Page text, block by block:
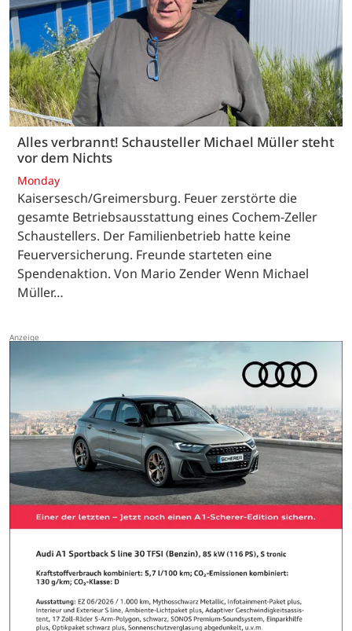
Alles verbrannt! Schausteller Michael Müller steht
vor dem Nichts
Monday
Kaisersesch/Greimersburg. Feuer zerstörte die
gesamte Betriebsausstattung eines Cochem-Zeller
Schaustellers. Der Familienbetrieb hatte keine
Feuerversicherung. Freunde starteten eine
Spendenaktion. Von Mario Zender Wenn Michael
Müller…